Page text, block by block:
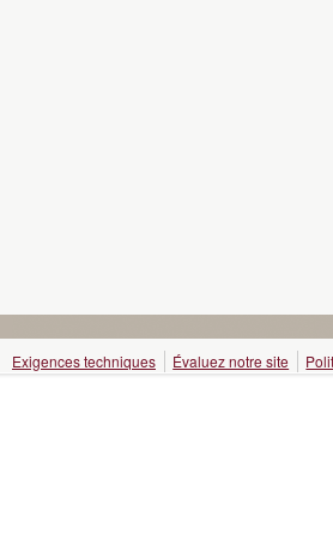
Exigences techniques Évaluez notre site